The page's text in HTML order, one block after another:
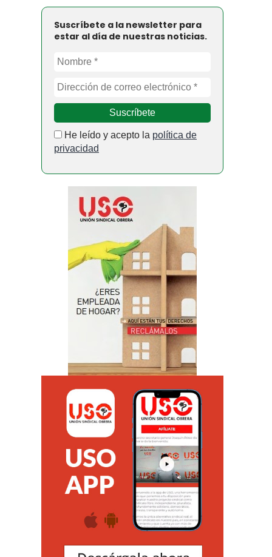
Suscríbete a la newsletter para
estar al día de nuestras noticias.
He leído y acepto la política de
privacidad